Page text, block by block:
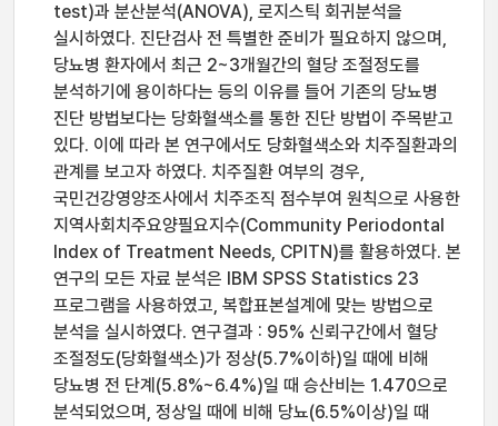
test)과 분산분석(ANOVA), 로지스틱 회귀분석을
실시하였다. 진단검사 전 특별한 준비가 필요하지 않으며,
당뇨병 환자에서 최근 2~3개월간의 혈당 조절정도를
분석하기에 용이하다는 등의 이유를 들어 기존의 당뇨병
진단 방법보다는 당화혈색소를 통한 진단 방법이 주목받고
있다. 이에 따라 본 연구에서도 당화혈색소와 치주질환과의
관계를 보고자 하였다. 치주질환 여부의 경우,
국민건강영양조사에서 치주조직 점수부여 원칙으로 사용한
지역사회치주요양필요지수(Community Periodontal
Index of Treatment Needs, CPITN)를 활용하였다. 본
연구의 모든 자료 분석은 IBM SPSS Statistics 23
프로그램을 사용하였고, 복합표본설계에 맞는 방법으로
분석을 실시하였다. 연구결과 : 95% 신뢰구간에서 혈당
조절정도(당화혈색소)가 정상(5.7%이하)일 때에 비해
당뇨병 전 단계(5.8%~6.4%)일 때 승산비는 1.470으로
분석되었으며, 정상일 때에 비해 당뇨(6.5%이상)일 때